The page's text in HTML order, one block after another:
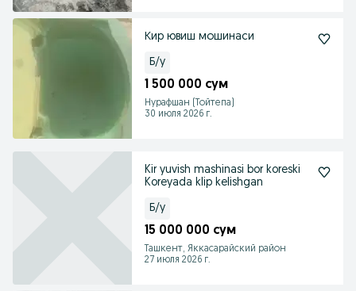
Кир ювиш мошинаси
Б/у
1 500 000 сум
Нурафшан (Тойтепа)
30 июля 2026 г.
Kir yuvish mashinasi bor koreski
Koreyada klip kelishgan
Б/у
15 000 000 сум
Ташкент, Яккасарайский район
27 июля 2026 г.